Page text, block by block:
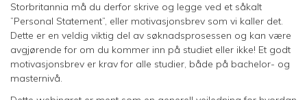
Storbritannia må du derfor skrive og legge ved et såkalt
”Personal Statement”, eller motivasjonsbrev som vi kaller det.
Dette er en veldig viktig del av søknadsprosessen og kan være
avgjørende for om du kommer inn på studiet eller ikke! Et godt
motivasjonsbrev er krav for alle studier, både på bachelor- og
masternivå.